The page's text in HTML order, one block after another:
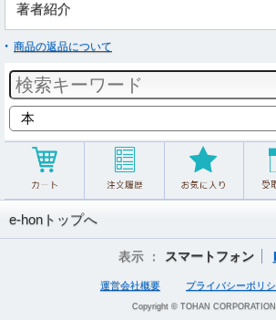
著者紹介
商品の返品について
e-honトップへ
表示 ： スマートフォン
運営会社概要 プライバシーポリ
Copyright © TOHAN CORPORATION